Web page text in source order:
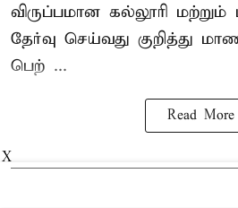
விருப்பமான கல்லூரி மற்றும்
தேர்வு செய்வது குறித்து
பெற் ...
Read More
X